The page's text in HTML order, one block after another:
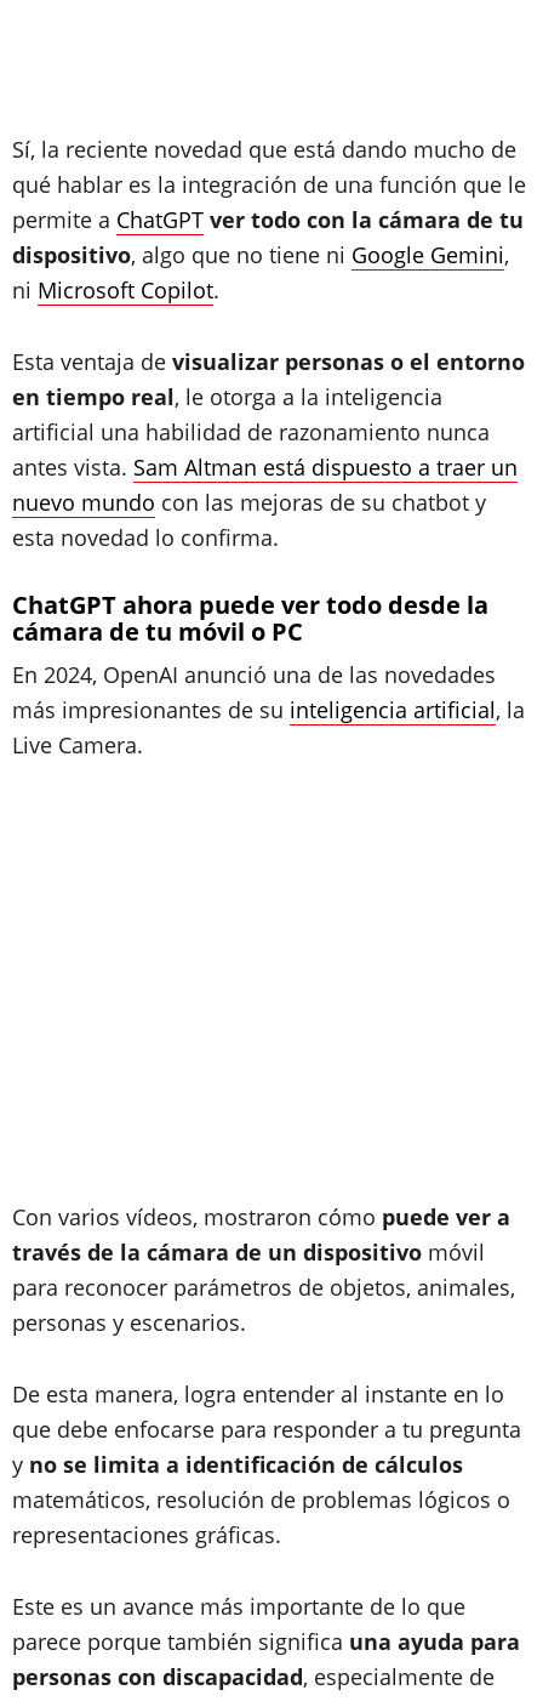
Sí, la reciente novedad que está dando mucho de
qué hablar es la integración de una función que le
permite a ChatGPT ver todo con la cámara de tu
dispositivo, algo que no tiene ni Google Gemini,
ni Microsoft Copilot.
Esta ventaja de visualizar personas o el entorno
en tiempo real, le otorga a la inteligencia
artificial una habilidad de razonamiento nunca
antes vista. Sam Altman está dispuesto a traer un
nuevo mundo con las mejoras de su chatbot y
esta novedad lo confirma.
ChatGPT ahora puede ver todo desde la
cámara de tu móvil o PC
En 2024, OpenAI anunció una de las novedades
más impresionantes de su inteligencia artificial, la
Live Camera.
Con varios vídeos, mostraron cómo puede ver a
través de la cámara de un dispositivo móvil
para reconocer parámetros de objetos, animales,
personas y escenarios.
De esta manera, logra entender al instante en lo
que debe enfocarse para responder a tu pregunta
y no se limita a identificación de cálculos
matemáticos, resolución de problemas lógicos o
representaciones gráficas.
Este es un avance más importante de lo que
parece porque también significa una ayuda para
personas con discapacidad, especialmente de